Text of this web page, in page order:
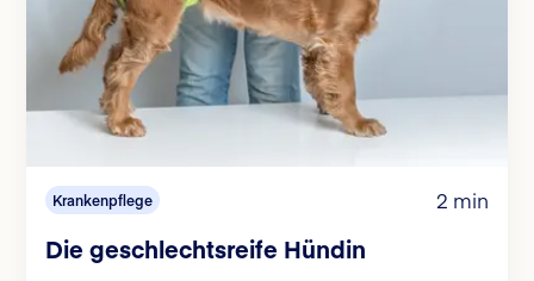
Krankenpflege 2 min
Die geschlechtsreife Hündin